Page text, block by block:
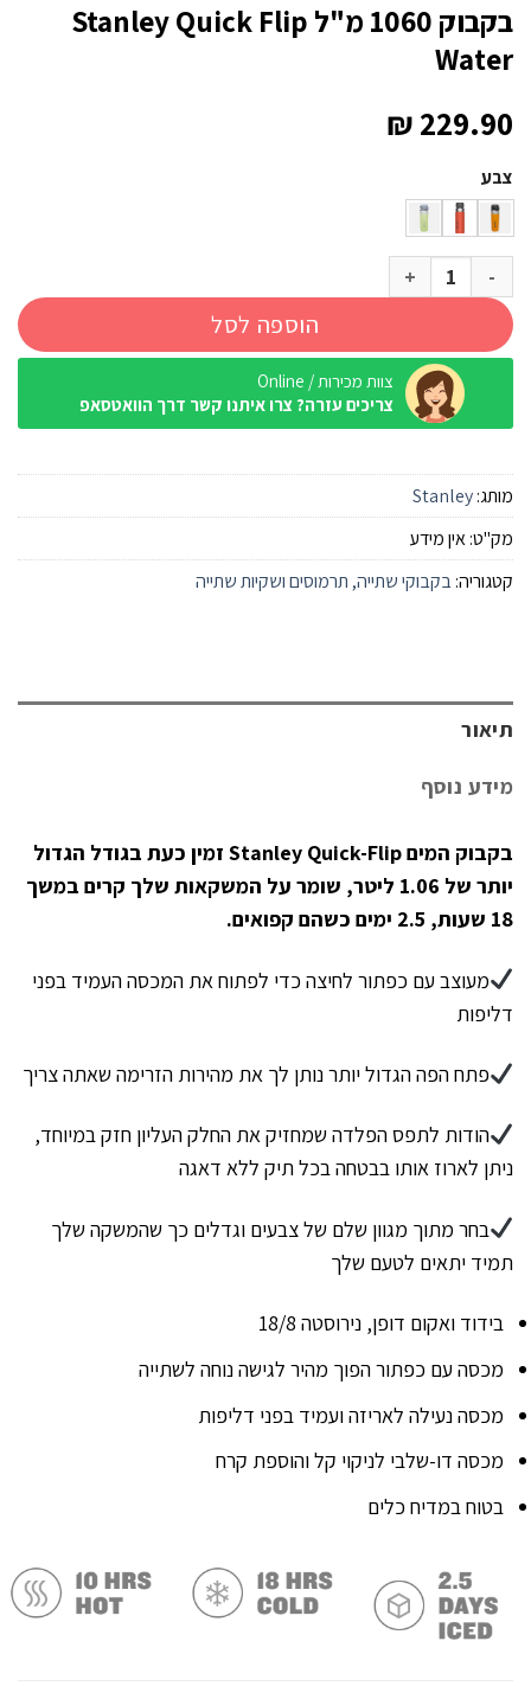
בקבוק 1060 מ"ל Stanley Quick Flip
Water
₪229.90
צבע
כמות של בקבוק 1060 מ"ל Stanley Quick Flip Water
הוספה לסל
צוות מכירות / Online
צריכים עזרה? צרו איתנו קשר דרך הוואטסאפ
מותג:Stanley
מק"ט:אין מידע
קטגוריה:בקבוקי שתייה, תרמוסים ושקיות שתייה
תיאור
מידע נוסף
בקבוק המים Stanley Quick-Flip זמין כעת בגודל הגדול
יותר של 1.06 ליטר, שומר על המשקאות שלך קרים במשך
18 שעות, 2.5 ימים כשהם קפואים.
מעוצב עם כפתור לחיצה כדי לפתוח את המכסה העמיד בפני
דליפות
פתח הפה הגדול יותר נותן לך את מהירות הזרימה שאתה צריך
הודות לתפס הפלדה שמחזיק את החלק העליון חזק במיוחד,
ניתן לארוז אותו בבטחה בכל תיק ללא דאגה
בחר מתוך מגוון שלם של צבעים וגדלים כך שהמשקה שלך
תמיד יתאים לטעם שלך
בידוד ואקום דופן, נירוסטה 18/8
מכסה עם כפתור הפוך מהיר לגישה נוחה לשתייה
מכסה נעילה לאריזה ועמיד בפני דליפות
מכסה דו-שלבי לניקוי קל והוספת קרח
בטוח במדיח כלים